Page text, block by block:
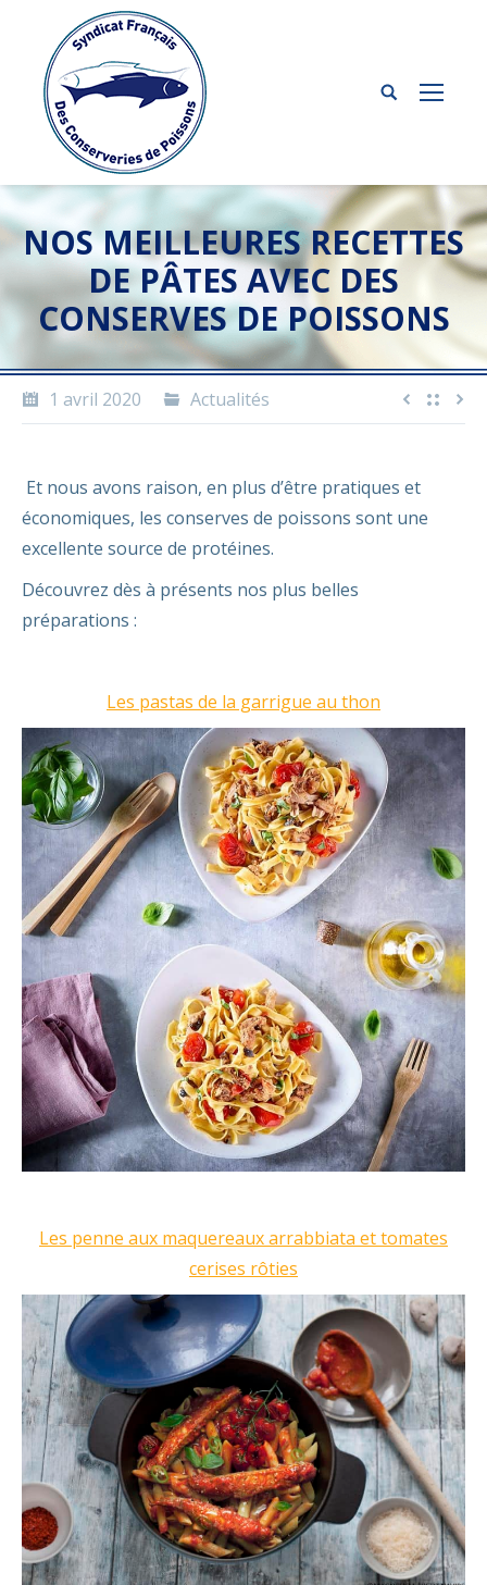
NOS MEILLEURES RECETTES
DE PÂTES AVEC DES
CONSERVES DE POISSONS
1 avril 2020 Actualités
Et nous avons raison, en plus d’être pratiques et
économiques, les conserves de poissons sont une
excellente source de protéines.
Découvrez dès à présents nos plus belles
préparations :
Les pastas de la garrigue au thon
Les penne aux maquereaux arrabbiata et tomates
cerises rôties